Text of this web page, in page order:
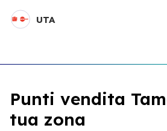
UTA
Punti vendita
tua zona